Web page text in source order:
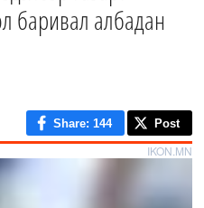
баривал албадан
Share: 144 Post
IKON.MN